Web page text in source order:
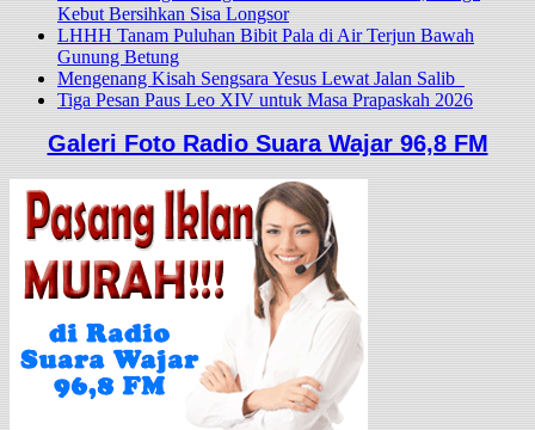
Kebut Bersihkan Sisa Longsor
LHHH Tanam Puluhan Bibit Pala di Air Terjun Bawah
Gunung Betung
Mengenang Kisah Sengsara Yesus Lewat Jalan Salib
Tiga Pesan Paus Leo XIV untuk Masa Prapaskah 2026
Galeri Foto Radio Suara Wajar 96,8 FM